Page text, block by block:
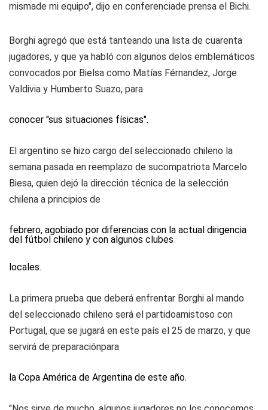
mismade mi equipo", dijo en conferenciade prensa el Bichi.
Borghi agregó que está tanteando una lista de cuarenta
jugadores, y que ya habló con algunos delos emblemáticos
convocados por Bielsa como Matías Férnandez, Jorge
Valdivia y Humberto Suazo, para
conocer "sus situaciones físicas".
El argentino se hizo cargo del seleccionado chileno la
semana pasada en reemplazo de sucompatriota Marcelo
Biesa, quien dejó la dirección técnica de la selección
chilena a principios de
febrero, agobiado por diferencias con la actual dirigencia
del fútbol chileno y con algunos clubes
locales.
La primera prueba que deberá enfrentar Borghi al mando
del seleccionado chileno será el partidoamistoso con
Portugal, que se jugará en este país el 25 de marzo, y que
servirá de preparaciónpara
la Copa América de Argentina de este año.